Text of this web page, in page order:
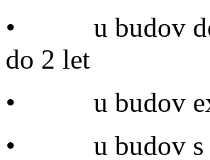
• u budov
do 2 let
• u budov
• u budov s